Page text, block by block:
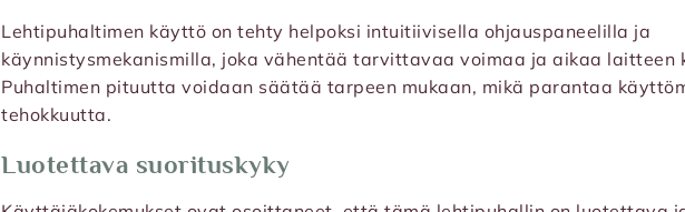
Lehtipuhaltimen käyttö on tehty helpoksi intuitiivisella ohjauspaneelilla ja
käynnistysmekanismilla, joka vähentää tarvittavaa voimaa ja aikaa laitteen
Puhaltimen pituutta voidaan säätää tarpeen mukaan, mikä parantaa
tehokkuutta.
Luotettava suorituskyky